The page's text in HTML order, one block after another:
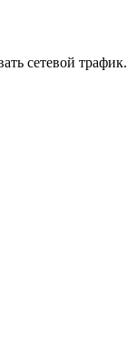
сетевой трафик.